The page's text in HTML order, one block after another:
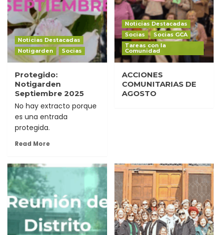
Noticias Destacadas
Notigarden
Socias
Protegido:
Notigarden
Septiembre 2025
No hay extracto porque
es una entrada
protegida.
Read More
Noticias Destacadas
Socias
Socias GCA
Tareas con la
Comunidad
ACCIONES
COMUNITARIAS DE
AGOSTO